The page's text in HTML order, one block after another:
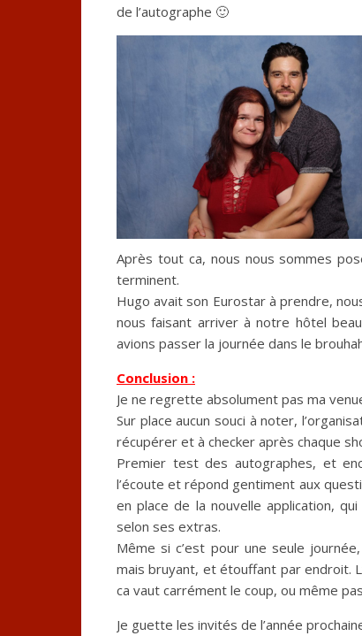
de l’autographe 🙂
Après tout ca, nous nous sommes
terminent.
Hugo avait son Eurostar à prendre,
nous faisant arriver à notre hôtel
avions passer la journée dans le
Conclusion :
Je ne regrette absolument pas ma
Sur place aucun souci à noter,
récupérer et à checker après chaque
Premier test des autographes, et
l’écoute et répond gentiment aux
en place de la nouvelle application,
selon ses extras.
Même si c’est pour une seule
mais bruyant, et étouffant par endroit.
ca vaut carrément le coup, ou même
Je guette les invités de l’année